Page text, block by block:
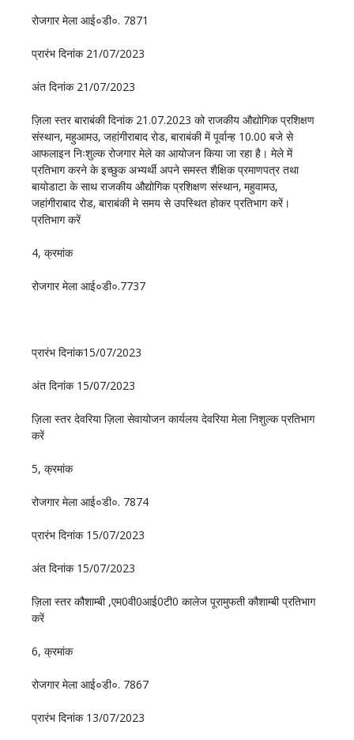
रोजगार मेला आई०डी०. 7871
प्रारंभ दिनांक 21/07/2023
अंत दिनांक 21/07/2023
ज़िला स्तर बाराबंकी दिनांक 21.07.2023 को राजकीय औद्योगिक प्रशिक्षण
संस्थान‚ महुआमउ‚ जहांगीराबाद रोड‚ बाराबंकी में पूर्वान्ह 10.00 बजे से
आफलाइन निःशुल्क रोजगार मेले का आयोजन किया जा रहा है। मेले में
प्रतिभाग करने के इच्छुक अभ्यर्थी अपने समस्त शैक्षिक प्रमाणपत्र तथा
बायोडाटा के साथ राजकीय औद्योगिक प्रशिक्षण संस्थान‚ महुवामउ‚
जहांगीराबाद रोड‚ बाराबंकी मे समय से उपस्थित होकर प्रतिभाग करें।
प्रतिभाग करें
4, क्रमांक
रोजगार मेला आई०डी०.7737
प्रारंभ दिनांक15/07/2023
अंत दिनांक 15/07/2023
ज़िला स्तर देवरिया ज़िला सेवायोजन कार्यलय देवरिया मेला निशुल्क प्रतिभाग
करें
5, क्रमांक
रोजगार मेला आई०डी०. 7874
प्रारंभ दिनांक 15/07/2023
अंत दिनांक 15/07/2023
ज़िला स्तर कौशाम्बी ,एम0वी0आई0टी0 कालेज पूरामुफती कौशाम्बी प्रतिभाग
करें
6, क्रमांक
रोजगार मेला आई०डी०. 7867
प्रारंभ दिनांक 13/07/2023